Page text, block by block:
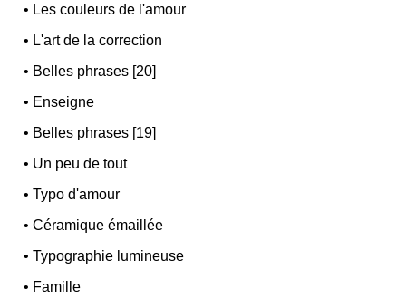
• Les couleurs de l'amour
• L'art de la correction
• Belles phrases [20]
• Enseigne
• Belles phrases [19]
• Un peu de tout
•Typo d'amour
•Céramique émaillée
•Typographie lumineuse
• Famille